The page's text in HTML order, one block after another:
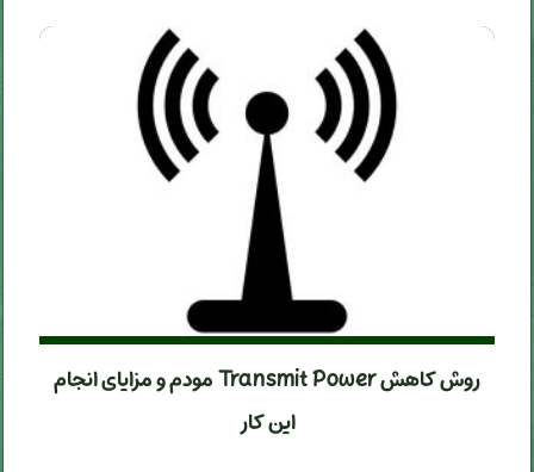
روش کاهش Transmit Power مودم و مزایای انجام
این کار